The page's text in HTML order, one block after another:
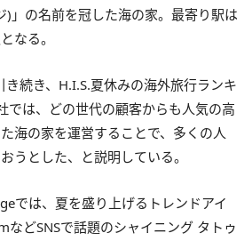
)」の名前を冠した海の家。最寄り駅は
なる。
続き、H.I.S.夏休みの海外旅行ランキ
では、どの世代の顧客からも人気の高
海の家を運営することで、多くの人
うとした、と説明している。
では、夏を盛り上げるトレンドアイ
などSNSで話題のシャイニング タトゥ